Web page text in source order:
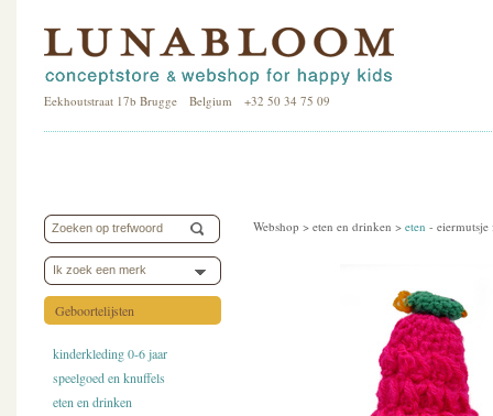
Eekhoutstraat 17b Brugge Belgium +32 50 34 75 09
Ik zoek een merk
Geboortelijsten
kinderkleding 0-6 jaar
speelgoed en knuffels
eten en drinken
Webshop > eten en drinken > eten - eiermutsje